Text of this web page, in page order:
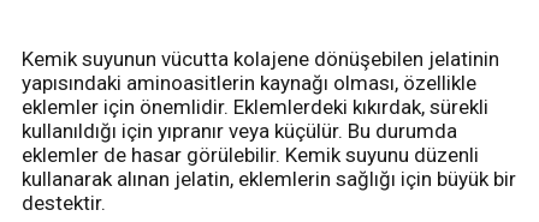
Kemik suyunun vücutta kolajene dönüşebilen jelatinin
yapısındaki aminoasitlerin kaynağı olması, özellikle
eklemler için önemlidir. Eklemlerdeki kıkırdak, sürekli
kullanıldığı için yıpranır veya küçülür. Bu durumda
eklemler de hasar görülebilir. Kemik suyunu düzenli
kullanarak alınan jelatin, eklemlerin sağlığı için büyük bir
destektir.